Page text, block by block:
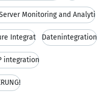
Monitoring and Analyti
Integrat Datenintegration
integration